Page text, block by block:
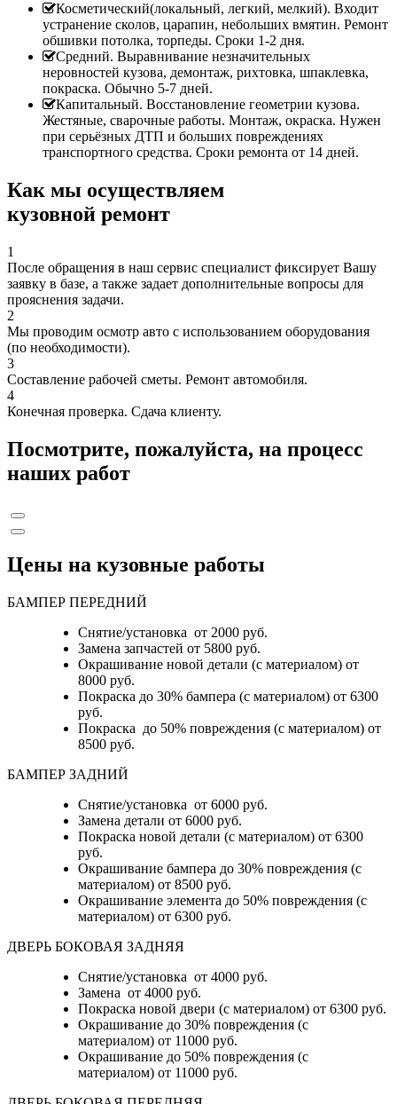
Косметический(локальный, легкий, мелкий). Входит
устранение сколов, царапин, небольших вмятин. Ремонт
обшивки потолка, торпеды. Сроки 1-2 дня.
Средний. Выравнивание незначительных
неровностей кузова, демонтаж, рихтовка, шпаклевка,
покраска. Обычно 5-7 дней.
Капитальный. Восстановление геометрии кузова.
Жестяные, сварочные работы. Монтаж, окраска. Нужен
при серьёзных ДТП и больших повреждениях
транспортного средства. Сроки ремонта от 14 дней.
Как мы осуществляем
кузовной ремонт
1
После обращения в наш сервис специалист фиксирует Вашу
заявку в базе, а также задает дополнительные вопросы для
прояснения задачи.
2
Мы проводим осмотр авто с использованием оборудования
(по необходимости).
3
Составление рабочей сметы. Ремонт автомобиля.
4
Конечная проверка. Сдача клиенту.
Посмотрите, пожалуйста, на процесс
наших работ
Цены на кузовные работы
БАМПЕР ПЕРЕДНИЙ
Снятие/установка от 2000 руб.
Замена запчастей от 5800 руб.
Окрашивание новой детали (с материалом) от
8000 руб.
Покраска до 30% бампера (с материалом) от 6300
руб.
Покраска до 50% повреждения (с материалом) от
8500 руб.
БАМПЕР ЗАДНИЙ
Снятие/установка от 6000 руб.
Замена детали от 6000 руб.
Покраска новой детали (с материалом) от 6300
руб.
Окрашивание бампера до 30% повреждения (с
материалом) от 8500 руб.
Окрашивание элемента до 50% повреждения (с
материалом) от 6300 руб.
ДВЕРЬ БОКОВАЯ ЗАДНЯЯ
Снятие/установка от 4000 руб.
Замена от 4000 руб.
Покраска новой двери (с материалом) от 6300 руб.
Окрашивание до 30% повреждения (с
материалом) от 11000 руб.
Окрашивание до 50% повреждения (с
материалом) от 11000 руб.